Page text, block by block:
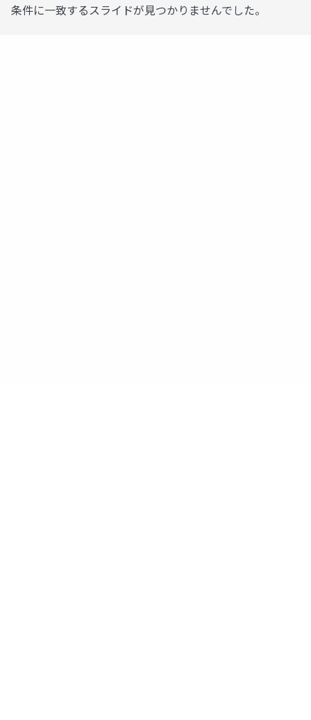
条件に一致するスライドが見つかりませんでした。